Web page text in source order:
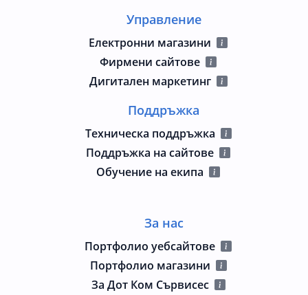
Управление
Електронни магазини
Фирмени сайтове
Дигитален маркетинг
Поддръжка
Техническа поддръжка
Поддръжка на сайтове
Обучение на екипа
За нас
Портфолио уебсайтове
Портфолио магазини
За Дот Ком Сървисес